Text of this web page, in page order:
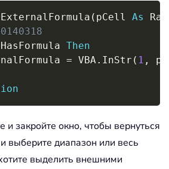
ExternalFormula ( pCell As
HasFormula Then
= VBA. InStr ( 1 ,
Copy
и закройте окно, чтобы вернуться
выберите диапазон или весь
выделить внешними